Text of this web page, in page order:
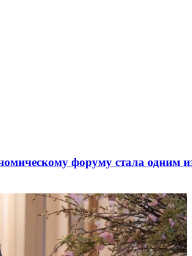
форуму стала одним